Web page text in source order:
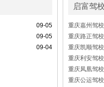
09-05
09-05
09-04
启富驾
重庆嘉州驾校
重庆路正驾校
重庆凯顺驾校
重庆利安驾校
重庆凤凰驾校
重庆公运驾校